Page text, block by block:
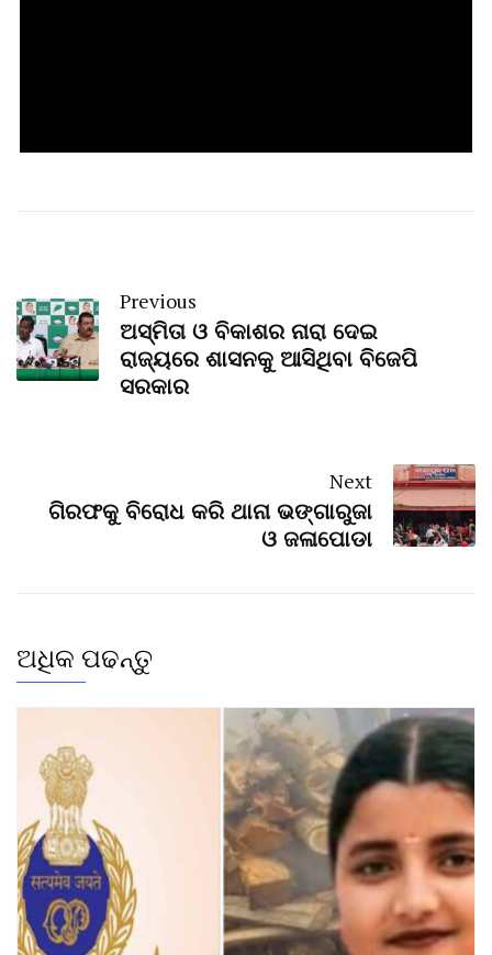
Previous
ଅସ୍ମିତା ଓ ବିକାଶର ନାରା ଦେଇ
ରାଜ୍ୟରେ ଶାସନକୁ ଆସିଥିବା ବିଜେପି
ସରକାର
Next
ଗିରଫକୁ ବିରୋଧ କରି ଥାନା ଭଙ୍ଗାରୁଜା
ଓ ଜଳାପୋଡା
ଅଧିକ ପଢନ୍ତୁ